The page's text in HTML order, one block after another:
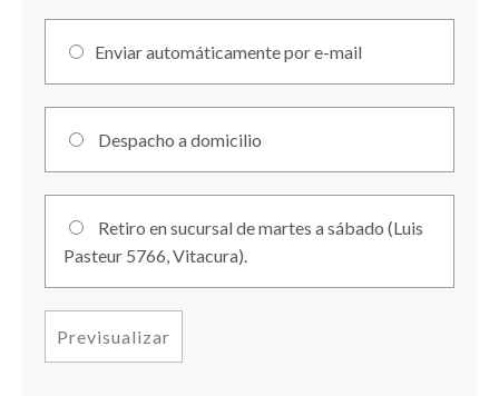
Enviar automáticamente por e-mail
Despacho a domicilio
Retiro en sucursal de martes a sábado (Luis
Pasteur 5766, Vitacura).
Previsualizar